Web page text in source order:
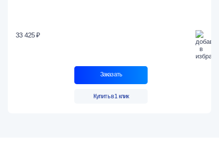
33 425 ₽
Заказать
Купить в 1 клик